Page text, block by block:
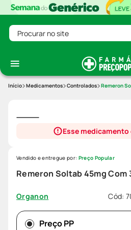
Procurar no site
Medicamentos Controlados Remeron
Esse
Remeron Soltab 45mg Com
Organon Cód:
Vendido e entregue por: Preço Popular
Preço PP